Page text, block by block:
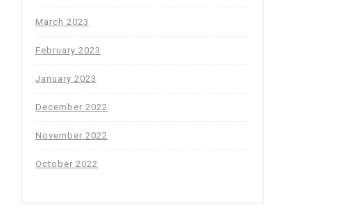
March 2023
February 2023
January 2023
December 2022
November 2022
October 2022